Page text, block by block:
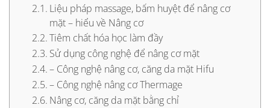
Liệu pháp massage, bấm huyệt để nâng cơ
mặt – hiểu về Nâng cơ
Tiêm chất hóa học làm đầy
Sử dụng công nghệ để nâng cơ mặt
– Công nghệ nâng cơ, căng da mặt Hifu
– Công nghệ nâng cơ Thermage
Nâng cơ, căng da mặt bằng chỉ